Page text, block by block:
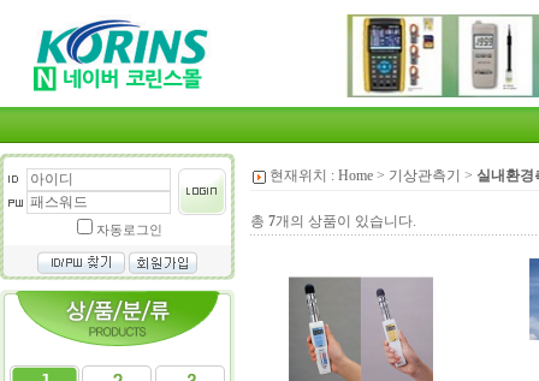
자동로그인
현재위치 : Home > 기상관측기 > 실내환경
총 7개의 상품이 있습니다.